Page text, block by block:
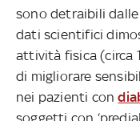
sono detraibili
dati scientifici
attività fisica (circa
di migliorare
nei pazienti con
soggetti con